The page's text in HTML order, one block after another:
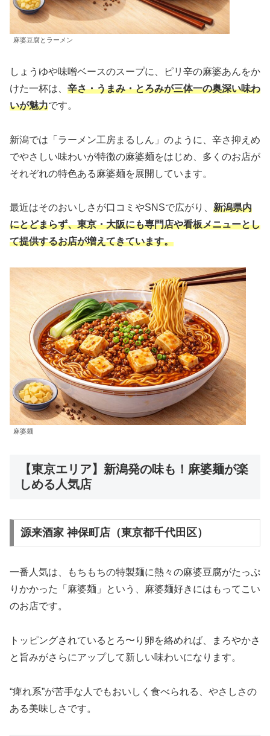
麻婆豆腐とラーメン
しょうゆや味噌ベースのスープに、ピリ辛の麻婆あんをか
けた一杯は、 辛さ・うまみ・とろみが三体一の奥深い味わ
いが魅力です。
新潟では「ラーメン工房まるしん」のように、辛さ抑えめ
でやさしい味わいが特徴の麻婆麺をはじめ、多くのお店が
それぞれの特色ある麻婆麺を展開しています。
最近はそのおいしさが口コミやSNSで広がり、 新潟県内
にとどまらず、東京・大阪にも専門店や看板メニューとし
て提供するお店が増えてきています。
麻婆麺
【東京エリア】新潟発の味も！麻婆麺が楽
しめる人気店
源来酒家 神保町店（東京都千代田区）
一番人気は、もちもちの特製麺に熱々の麻婆豆腐がたっぷ
りかかった「麻婆麺」という、麻婆麺好きにはもってこい
のお店です。
トッピングされているとろ〜り卵を絡めれば、まろやかさ
と旨みがさらにアップして新しい味わいになります。
“痺れ系”が苦手な人でもおいしく食べられる、やさしさの
ある美味しさです。